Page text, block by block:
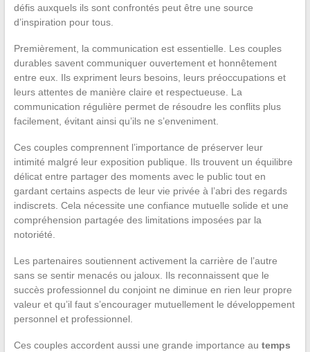
défis auxquels ils sont confrontés peut être une source
d’inspiration pour tous.
Premièrement, la communication est essentielle. Les couples
durables savent communiquer ouvertement et honnêtement
entre eux. Ils expriment leurs besoins, leurs préoccupations et
leurs attentes de manière claire et respectueuse. La
communication régulière permet de résoudre les conflits plus
facilement, évitant ainsi qu’ils ne s’enveniment.
Ces couples comprennent l’importance de préserver leur
intimité malgré leur exposition publique. Ils trouvent un équilibre
délicat entre partager des moments avec le public tout en
gardant certains aspects de leur vie privée à l’abri des regards
indiscrets. Cela nécessite une confiance mutuelle solide et une
compréhension partagée des limitations imposées par la
notoriété.
Les partenaires soutiennent activement la carrière de l’autre
sans se sentir menacés ou jaloux. Ils reconnaissent que le
succès professionnel du conjoint ne diminue en rien leur propre
valeur et qu’il faut s’encourager mutuellement le développement
personnel et professionnel.
Ces couples accordent aussi une grande importance au temps